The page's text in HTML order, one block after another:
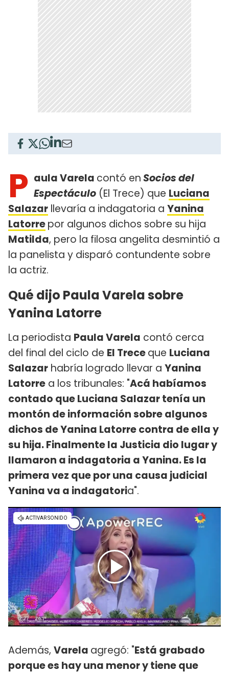
P aula Varela contó enSocios del
Espectáculo (El Trece) que Luciana
Salazar llevaría a indagatoria a Yanina
Latorrepor algunos dichos sobre su hija
Matilda, pero la filosa angelita desmintió a
la panelista y disparó contundente sobre
la actriz.
Qué dijo Paula Varela sobre
Yanina Latorre
La periodista Paula Varela contó cerca
del final del ciclo de El Treceque Luciana
Salazar habría logrado llevar a Yanina
Latorre a los tribunales: "Acá habíamos
contado que Luciana Salazar tenía un
montón de información sobre algunos
dichos de Yanina Latorre contra de ella y
su hija. Finalmente la Justicia dio lugar y
llamaron a indagatoria a Yanina. Es la
primera vez que por una causa judicial
Yanina va a indagatoria".
Además, Varela agregó: "Está grabado
porque es hay una menor y tiene que